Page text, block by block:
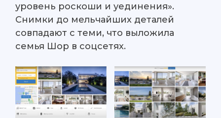
уровень роскоши и уединения».
Снимки до мельчайших деталей
совпадают с теми, что выложила
семья Шор в соцсетях.